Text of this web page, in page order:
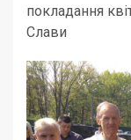
покладання
Слави